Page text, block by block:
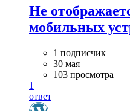
Не
мобильных
1 подписчик
30 мая
103 просмотра
1
ответ